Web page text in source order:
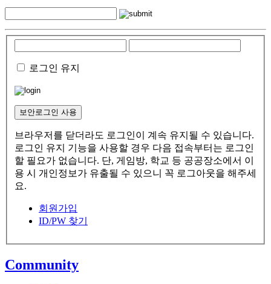
로그인 유지
보안로그인 사용
브라우저를 닫더라도 로그인이 계속 유지될 수 있습니다.
로그인 유지 기능을 사용할 경우 다음 접속부터는 로그인
할 필요가 없습니다. 단, 게임방, 학교 등 공공장소에서 이
용 시 개인정보가 유출될 수 있으니 꼭 로그아웃을 해주세
요.
회원가입
ID/PW 찾기
Community